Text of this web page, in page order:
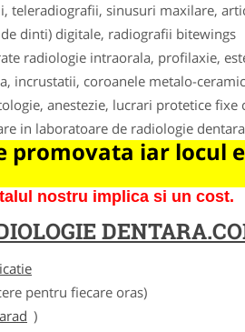
teleradiografii, sinusuri maxilare,
dinti) digitale, radiografii bitewings
radiologie intraorala, profilaxie,
incrustatii, coroanele metalo-
anestezie, lucrari protetice fixe
in laboratoare de radiologie
promovata iar locul
nostru implica si un cost.
pentru fiecare oras)
)